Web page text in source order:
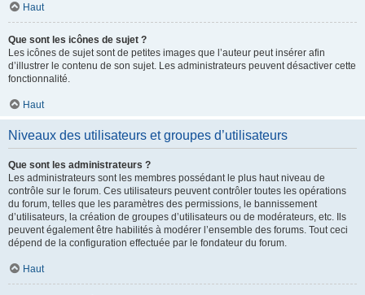
Haut
Que sont les icônes de sujet ?
Les icônes de sujet sont de petites images que l’auteur peut insérer afin
d’illustrer le contenu de son sujet. Les administrateurs peuvent désactiver cette
fonctionnalité.
Haut
Niveaux des utilisateurs et groupes d’utilisateurs
Que sont les administrateurs ?
Les administrateurs sont les membres possédant le plus haut niveau de
contrôle sur le forum. Ces utilisateurs peuvent contrôler toutes les opérations
du forum, telles que les paramètres des permissions, le bannissement
d’utilisateurs, la création de groupes d’utilisateurs ou de modérateurs, etc. Ils
peuvent également être habilités à modérer l’ensemble des forums. Tout ceci
dépend de la configuration effectuée par le fondateur du forum.
Haut